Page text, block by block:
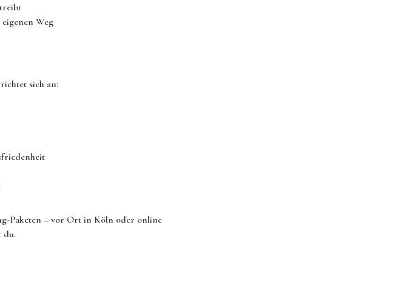
Weg
sich an:
Paketen – vor Ort in Köln oder online
du.